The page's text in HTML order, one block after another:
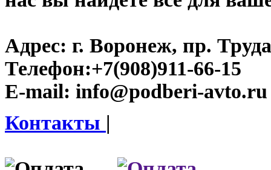
Адрес: г. Воронеж, пр.
Телефон:+7(908)911-66-15
E-mail: info@podberi-avto.ru
Контакты |